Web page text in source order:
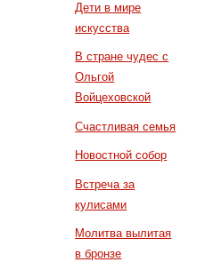
Дети в мире
искусства
В стране чудес с
Ольгой
Войцеховской
Счастливая семья
Новостной собор
Встреча за
кулисами
Молитва вылитая
в бронзе